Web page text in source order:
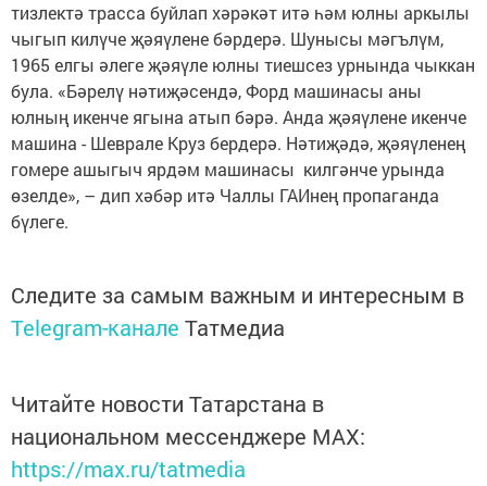
тизлектә трасса буйлап хәрәкәт итә һәм юлны аркылы
чыгып килүче җәяүлене бәрдерә. Шунысы мәгълүм,
1965 елгы әлеге җәяүле юлны тиешсез урнында чыккан
була. «Бәрелү нәтиҗәсендә, Форд машинасы аны
юлның икенче ягына атып бәрә. Анда җәяүлене икенче
машина - Шеврале Круз бердерә. Нәтиҗәдә, җәяүленең
гомере ашыгыч ярдәм машинасы килгәнче урында
өзелде», – дип хәбәр итә Чаллы ГАИнең пропаганда
бүлеге.
Следите за самым важным и интересным в
Telegram-канале Татмедиа
Читайте новости Татарстана в
национальном мессенджере MАХ:
https://max.ru/tatmedia